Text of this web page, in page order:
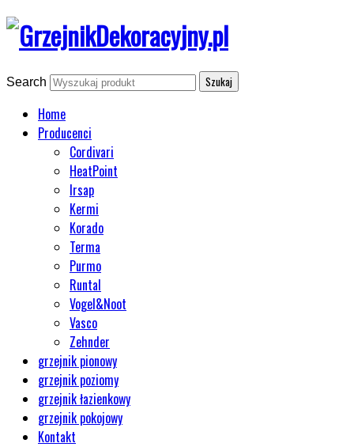
Search
Home
Producenci
Cordivari
HeatPoint
Irsap
Kermi
Korado
Terma
Purmo
Runtal
Vogel&Noot
Vasco
Zehnder
grzejnik pionowy
grzejnik poziomy
grzejnik łazienkowy
grzejnik pokojowy
Kontakt